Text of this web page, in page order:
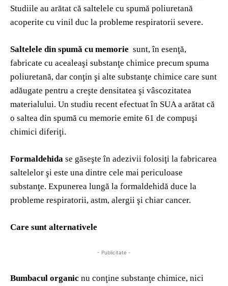
Studiile au arătat că saltelele cu spumă poliuretană
acoperite cu vinil duc la probleme respiratorii severe.
Saltelele din spumă cu memorie sunt, în esenţă,
fabricate cu acealeaşi substanţe chimice precum spuma
poliuretană, dar conţin şi alte substanţe chimice care sunt
adăugate pentru a creşte densitatea şi vâscozitatea
materialului. Un studiu recent efectuat în SUA a arătat că
o saltea din spumă cu memorie emite 61 de compuşi
chimici diferiţi.
Formaldehida se găseşte în adezivii folosiţi la fabricarea
saltelelor şi este una dintre cele mai periculoase
substanţe. Expunerea lungă la formaldehidă duce la
probleme respiratorii, astm, alergii şi chiar cancer.
Care sunt alternativele
- Publicitate -
Bumbacul organic nu conţine substanţe chimice, nici